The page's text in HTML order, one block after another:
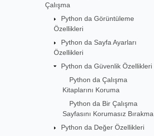
Çalışma
Python da Görüntüleme
Özellikleri
Python da Sayfa Ayarları
Özellikleri
Python da Güvenlik Özellikleri
Python da Çalışma
Kitaplarını Koruma
Python da Bir Çalışma
Sayfasını Korumasız Bırakma
Python da Değer Özellikleri